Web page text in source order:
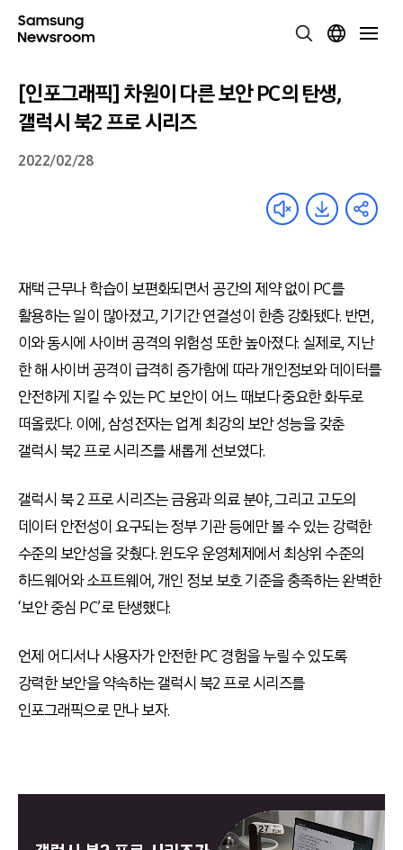
[인포그래픽] 차원이 다른 보안 PC의 탄생,
갤럭시 북2 프로 시리즈
2022/02/28
재택 근무나 학습이 보편화되면서 공간의 제약 없이 PC를
활용하는 일이 많아졌고, 기기간 연결성이 한층 강화됐다. 반면,
이와 동시에 사이버 공격의 위험성 또한 높아졌다. 실제로, 지난
한 해 사이버 공격이 급격히 증가함에 따라 개인정보와 데이터를
안전하게 지킬 수 있는 PC 보안이 어느 때보다 중요한 화두로
떠올랐다. 이에, 삼성전자는 업계 최강의 보안 성능을 갖춘
갤럭시 북2 프로 시리즈를 새롭게 선보였다.
갤럭시 북 2 프로 시리즈는 금융과 의료 분야, 그리고 고도의
데이터 안전성이 요구되는 정부 기관 등에만 볼 수 있는 강력한
수준의 보안성을 갖췄다. 윈도우 운영체제에서 최상위 수준의
하드웨어와 소프트웨어, 개인 정보 보호 기준을 충족하는 완벽한
‘보안 중심 PC’로 탄생했다.
언제 어디서나 사용자가 안전한 PC 경험을 누릴 수 있도록
강력한 보안을 약속하는 갤럭시 북2 프로 시리즈를
인포그래픽으로 만나 보자.